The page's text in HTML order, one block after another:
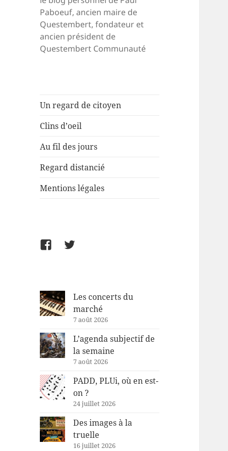
Paboeuf, ancien maire de
Questembert, fondateur et
ancien président de
Questembert Communauté
Un regard de citoyen
Clins d’oeil
Au fil des jours
Regard distancié
Mentions légales
FacebookTwitter
Les concerts du
marché
7 août 2026
L’agenda subjectif de
la semaine
7 août 2026
PADD, PLUi, où en est-
on ?
24 juillet 2026
Des images à la
truelle
16 juillet 2026